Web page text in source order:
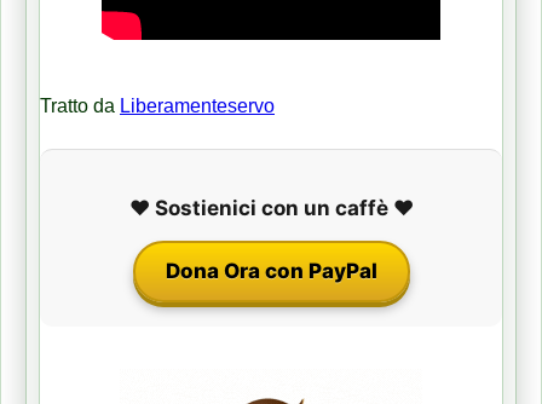
Tratto da Liberamenteservo
❤️ Sostienici con un caffè ❤️
Dona Ora con PayPal